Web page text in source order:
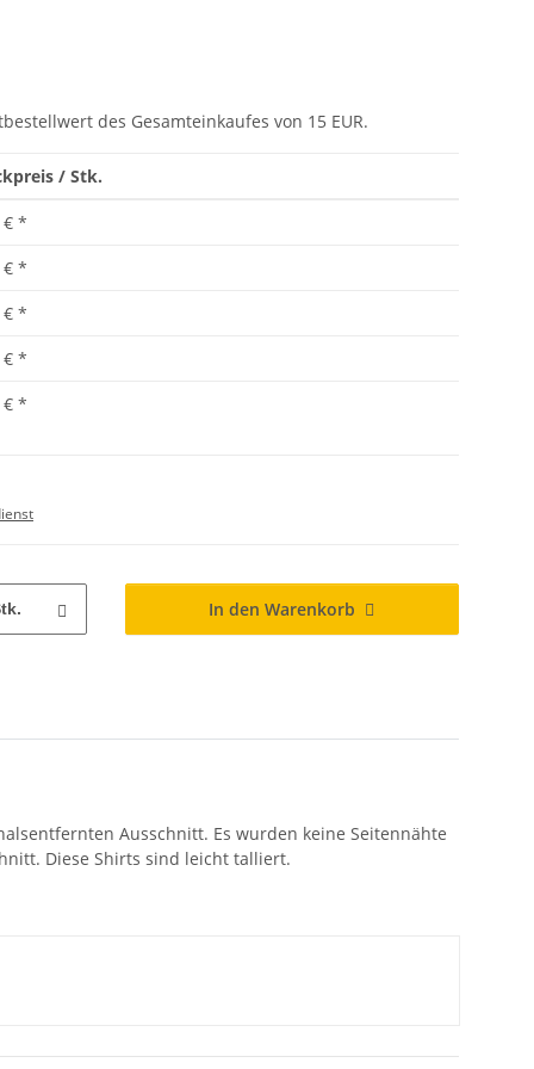
des Gesamteinkaufes von 15 EUR.
/ Stk.
€ *
€ *
€ *
€ *
€ *
In den Warenkorb
Ausschnitt. Es wurden keine Seitennähte
Diese Shirts sind leicht talliert.